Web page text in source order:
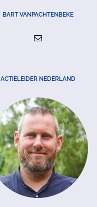
BART VANPACHTENBEKE
ACTIELEIDER NEDERLAND